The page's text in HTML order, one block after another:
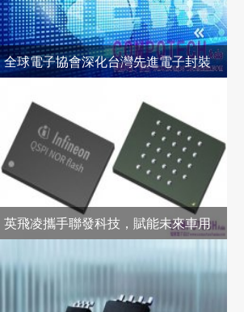
全球電子協會深化台灣先進電子封裝
英飛凌攜手聯發科技，賦能未來車用